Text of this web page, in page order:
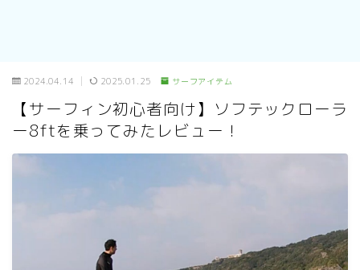
2024.04.14 2025.01.25 サーフアイテム
【サーフィン初心者向け】ソフテックローラ
ー8ftを乗ってみたレビュー！